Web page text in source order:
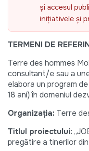
și accesul
inițiativele și
TERMENI DE
Terre des hommes
consultant/e sau a
elabora un program
18 ani) în domeniul
Organizația: Terre
Titlul proiectului:
pregătire a tinerilor